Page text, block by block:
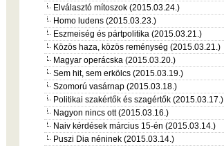
Elválasztó mítoszok (2015.03.24.)
Homo ludens (2015.03.23.)
Eszmeiség és pártpolitika (2015.03.21.)
Közös haza, közös reménység (2015.03.21.)
Magyar operácska (2015.03.20.)
Sem hit, sem erkölcs (2015.03.19.)
Szomorú vasárnap (2015.03.18.)
Politikai szakértők és szagértők (2015.03.17.)
Nagyon nincs ott (2015.03.16.)
Naiv kérdések március 15-én (2015.03.14.)
Puszi Dia néninek (2015.03.14.)